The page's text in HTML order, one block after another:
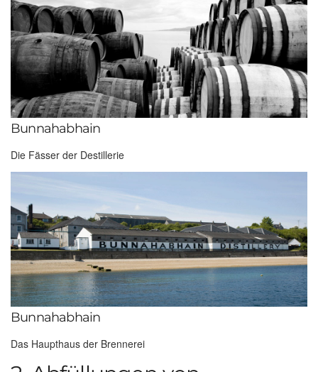
Bunnahabhain
Die Fässer der Destillerie
Bunnahabhain
Das Haupthaus der Brennerei